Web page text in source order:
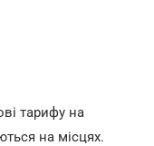
тарифу на
на місцях.